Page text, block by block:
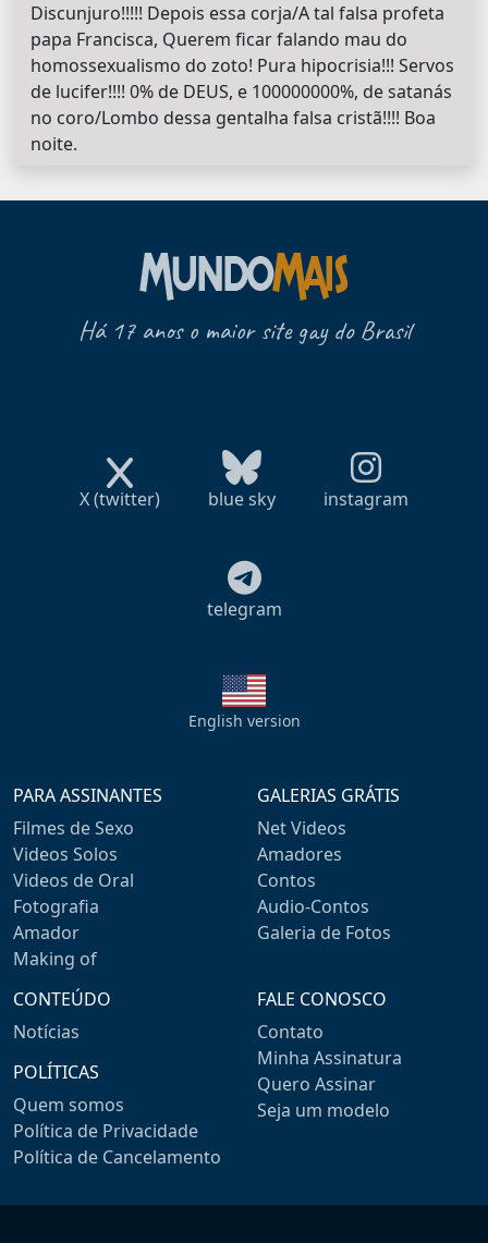
Discunjuro!!!!! Depois essa corja/A tal falsa profeta
papa Francisca, Querem ficar falando mau do
homossexualismo do zoto! Pura hipocrisia!!! Servos
de lucifer!!!! 0% de DEUS, e 100000000%, de satanás
no coro/Lombo dessa gentalha falsa cristã!!!! Boa
noite.
Há 17 anos o maior site gay do Brasil
X (twitter) blue sky instagram
telegram
English version
PARA ASSINANTES
Filmes de Sexo
Videos Solos
Videos de Oral
Fotografia
Amador
Making of
GALERIAS GRÁTIS
Net Videos
Amadores
Contos
Audio-Contos
Galeria de Fotos
CONTEÚDO
Notícias
POLÍTICAS
Quem somos
Política de Privacidade
Política de Cancelamento
FALE CONOSCO
Contato
Minha Assinatura
Quero Assinar
Seja um modelo